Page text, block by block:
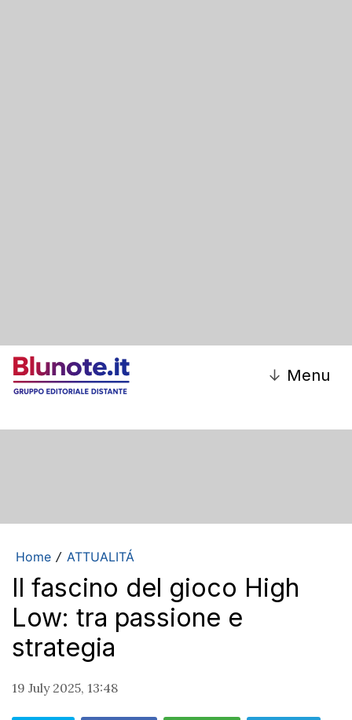
↓ Menu
Home / ATTUALITÁ
Il fascino del gioco High
Low: tra passione e
strategia
19 July 2025, 13:48